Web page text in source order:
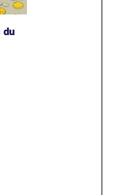
du